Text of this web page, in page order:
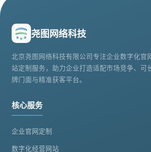
尧图网络科技
北京尧图网络科技有限公司专注企业数字化官
站定制服务，助力企业打造适配市场竞争、可
牌门面与精准获客平台。
核心服务
企业官网定制
数字化经营网站